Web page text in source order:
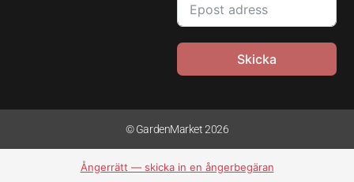
Skicka
© GardenMarket 2026
Ångerrätt — skicka in en ångerbegäran